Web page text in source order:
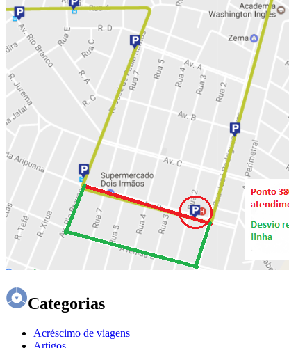
Categorias
Acréscimo de viagens
Artigos